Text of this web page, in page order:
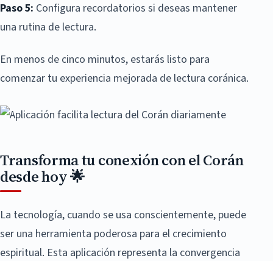
Paso 5: Configura recordatorios si deseas mantener
una rutina de lectura.
En menos de cinco minutos, estarás listo para
comenzar tu experiencia mejorada de lectura coránica.
Transforma tu conexión con el Corán
desde hoy 🌟
La tecnología, cuando se usa conscientemente, puede
ser una herramienta poderosa para el crecimiento
espiritual. Esta aplicación representa la convergencia